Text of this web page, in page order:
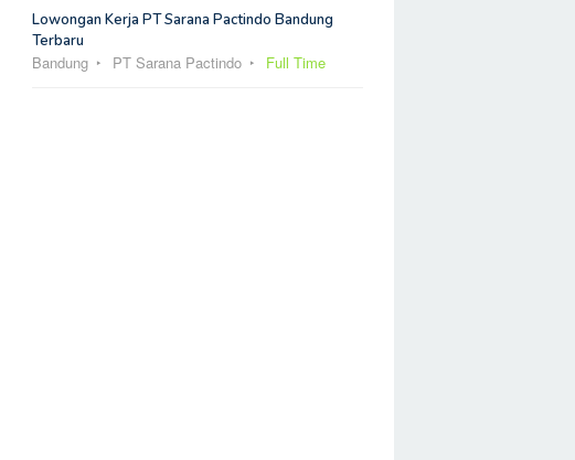
Lowongan Kerja PT Sarana Pactindo Bandung
Terbaru
Bandung PT Sarana Pactindo Full Time